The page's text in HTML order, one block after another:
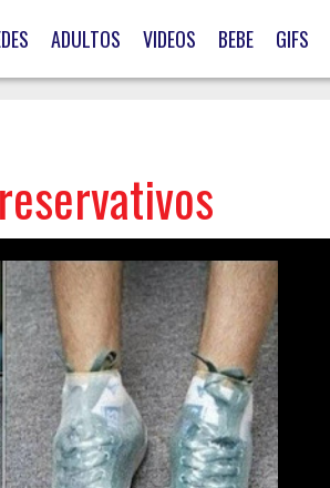
ADULTOS VIDEOS BEBE GIFS